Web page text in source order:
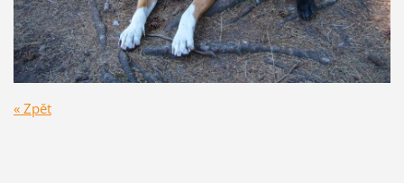
« Zpět